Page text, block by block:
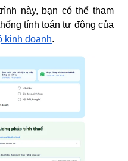
này, bạn có thể tham
tính toán tự động của
kinh doanh.